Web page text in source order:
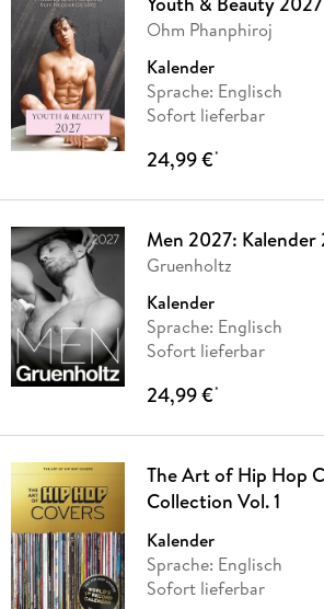
Ohm Phanphiroj
Kalender
Sprache: Englisch
Sofort lieferbar
24,99 €*
Men 2027: Kalender
Gruenholtz
Kalender
Sprache: Englisch
Sofort lieferbar
24,99 €*
The Art of Hip Hop
Collection Vol. 1
Kalender
Sprache: Englisch
Sofort lieferbar